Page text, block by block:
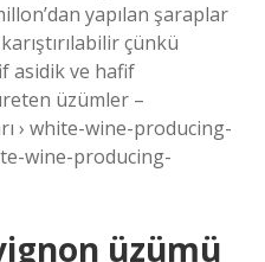
yapılan şaraplar
çünkü
asidik ve hafif
üzümler –
› white-wine-producing-
wine-producing-
üzümü